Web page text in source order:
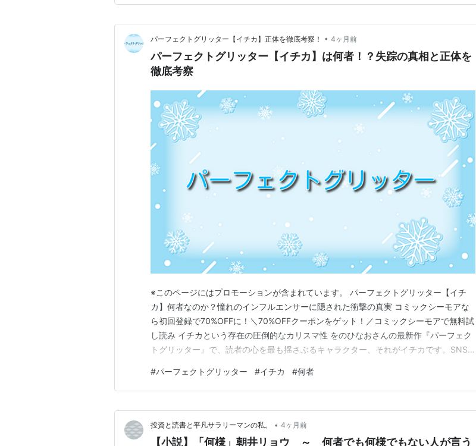
めないで、そういうの人に求めてて、人にばっかりで。自分…
パーフェクトグリッター【イチカ】正体を徹底考察！ • 4ヶ月前
パーフェクトグリッター【イチカ】は何者！？失踪の真相と正体を
徹底考察
※このページにはプロモーションが含まれています。 パーフェクトグリッター【イチ
カ】何者なのか？憧れのインフルエンサーに隠された衝撃の真実 コミックシーモアな
ら初回登録で70%OFFに！＼70%OFFクーポンをゲット！／コミックシーモアで無料試
し読み イチカという存在の圧倒的なカリスマ性 をのひなおさんの最新作『パーフェク
トグリッター』で、読者の心を最も揺さぶるキャラクター、それがイチカです。SNS
のでした。洗練されたファッション、完璧なメイク、そして何より人を惹きつける不思
議な魅力。主人公のモモにとって、イチカは決し…
#パーフェクトグリッター #イチカ #何者
投資と読書と平凡サラリーマンの私。 • 4ヶ月前
【小説】「何様」朝井リョウ ～ 何者でも何様でもない人が言う